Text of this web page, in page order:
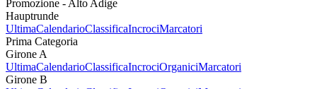
Promozione - Alto Adige
Hauptrunde
UltimaCalendarioClassificaIncrociMarcatori
Prima Categoria
Girone A
UltimaCalendarioClassificaIncrociOrganiciMarcatori
Girone B